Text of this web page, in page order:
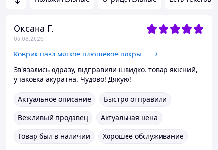
Оксана Г.
06.08.2026
Коврик пазл мягкое плюшевое покрытие в детскую комнату для пола 120x150см,20 пазлов теплый пол, термоковрик для дома серый
Зв'язались одразу, відправили швидко, товар якісний,
упаковка акуратна. Чудово! Дякую!
Актуальное описание
Быстро отправили
Вежливый продавец
Актуальная цена
Товар был в наличии
Хорошее обслуживание